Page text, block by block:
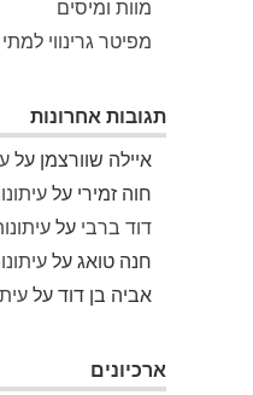
מוות ומיסים
מפיטר גרינווי
תגובות אחרונות
איילה שוורצמן על
חוה זמירי על
דוד ברבי על
חנה טואג על
אביה בן דוד על
ארכיונים